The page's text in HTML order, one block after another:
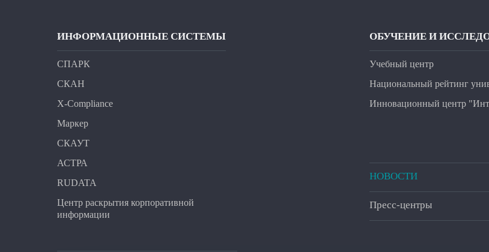
ИНФОРМАЦИОННЫЕ СИСТЕМЫ
СПАРК
СКАН
X-Compliance
Маркер
СКАУТ
АСТРА
RUDATA
Центр раскрытия корпоративной
информации
ОБУЧЕНИЕ И
Учебный центр
Национальный рейтинг
Инновационный центр
НОВОСТИ
Пресс-центры